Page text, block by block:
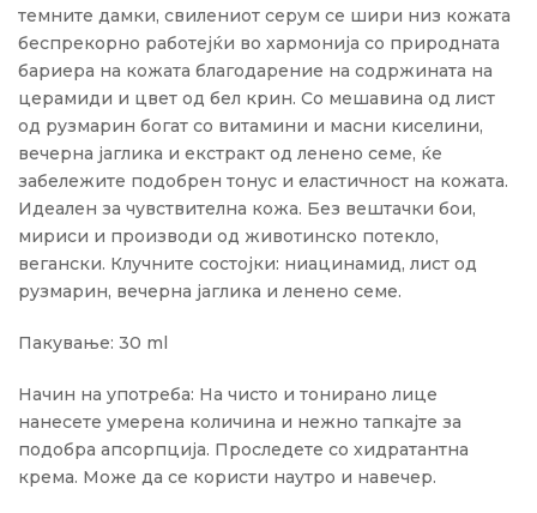
темните дамки, свилениот серум се шири низ кожата
беспрекорно работејќи во хармонија со природната
бариера на кожата благодарение на содржината на
церамиди и цвет од бел крин. Со мешавина од лист
од рузмарин богат со витамини и масни киселини,
вечерна јаглика и екстракт од ленено семе, ќе
забележите подобрен тонус и еластичност на кожата.
Идеален за чувствителна кожа. Без вештачки бои,
мириси и производи од животинско потекло,
вегански. Клучните состојки: ниацинамид, лист од
рузмарин, вечерна јаглика и ленено семе.
Пакување: 30 ml
Начин на употреба: На чисто и тонирано лице
нанесете умерена количина и нежно тапкајте за
подобра апсорпција. Проследете со хидратантна
крема. Може да се користи наутро и навечер.